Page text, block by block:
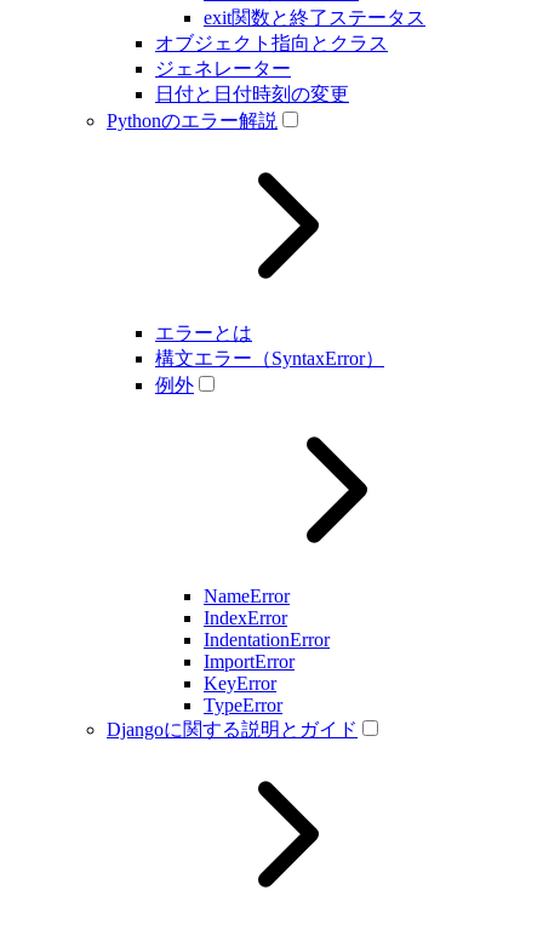
exit関数と終了ステータス
オブジェクト指向とクラス
ジェネレーター
日付と日付時刻の変更
Pythonのエラー解説
エラーとは
構文エラー（SyntaxError）
例外
NameError
IndexError
IndentationError
ImportError
KeyError
TypeError
Djangoに関する説明とガイド